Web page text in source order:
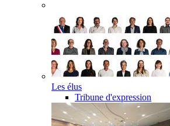
Les élus
Tribune d'expression